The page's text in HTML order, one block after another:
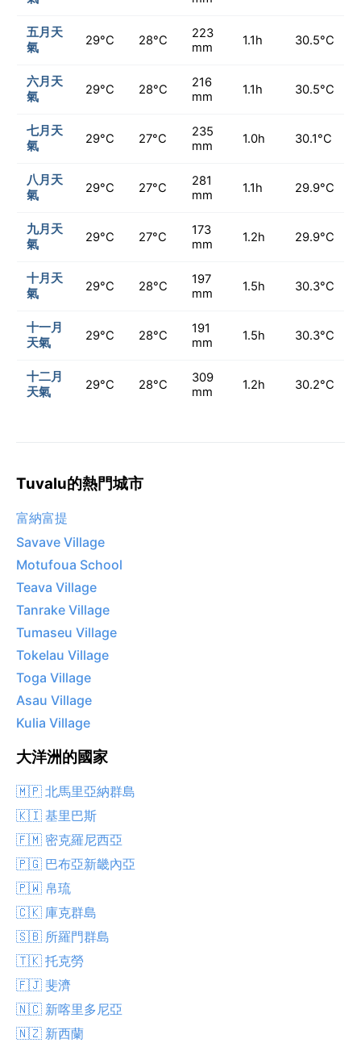
五月天
氣
29°C 28°C
223
mm
1.1h 30.5°C
六月天
氣
29°C 28°C
216
mm
1.1h 30.5°C
七月天
氣
29°C 27°C
235
mm
1.0h 30.1°C
八月天
氣
29°C 27°C
281
mm
1.1h 29.9°C
九月天
氣
29°C 27°C
173
mm
1.2h 29.9°C
十月天
氣
29°C 28°C
197
mm
1.5h 30.3°C
十一月
天氣
29°C 28°C
191
mm
1.5h 30.3°C
十二月
天氣
29°C 28°C
309
mm
1.2h 30.2°C
Tuvalu的熱門城市
富納富提
Savave Village
Motufoua School
Teava Village
Tanrake Village
Tumaseu Village
Tokelau Village
Toga Village
Asau Village
Kulia Village
大洋洲的國家
🇲🇵 北馬里亞納群島
🇰🇮 基里巴斯
🇫🇲 密克羅尼西亞
🇵🇬 巴布亞新畿內亞
🇵🇼 帛琉
🇨🇰 庫克群島
🇸🇧 所羅門群島
🇹🇰 托克勞
🇫🇯 斐濟
🇳🇨 新喀里多尼亞
🇳🇿 新西蘭